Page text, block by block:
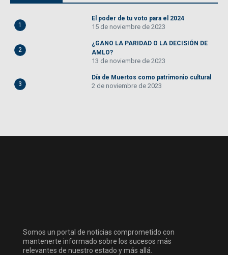
1
El poder de tu voto para el 2024
15 de noviembre de 2023
2
¿GANO LA PARIDAD O LA DECISIÓN DE
AMLO?
13 de noviembre de 2023
3
Día de Muertos como patrimonio cultural
2 de noviembre de 2023
Somos un portal de noticias comprometido con
mantenerte informado sobre los sucesos más
relevantes de nuestro estado y más allá.